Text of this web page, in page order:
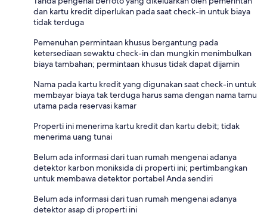
dan kartu kredit diperlukan pada saat check-in untuk biaya
tidak terduga
Pemenuhan permintaan khusus bergantung pada
ketersediaan sewaktu check-in dan mungkin menimbulkan
biaya tambahan; permintaan khusus tidak dapat dijamin
Nama pada kartu kredit yang digunakan saat check-in untuk
membayar biaya tak terduga harus sama dengan nama tamu
utama pada reservasi kamar
Properti ini menerima kartu kredit dan kartu debit; tidak
menerima uang tunai
Belum ada informasi dari tuan rumah mengenai adanya
detektor karbon moniksida di properti ini; pertimbangkan
untuk membawa detektor portabel Anda sendiri
Belum ada informasi dari tuan rumah mengenai adanya
detektor asap di properti ini